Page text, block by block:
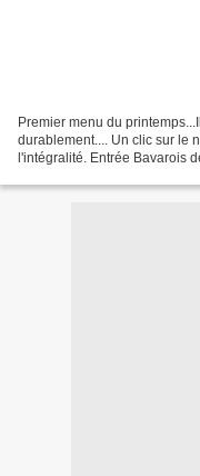
Premier menu du
durablement.... Un clic sur le
l'intégralité. Entrée Bavarois